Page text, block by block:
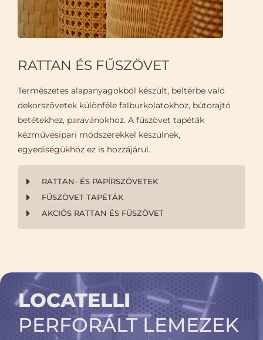
RATTAN ÉS FŰSZÖVET
Természetes alapanyagokból készült, beltérbe való
dekorszövetek különféle falburkolatokhoz, bútorajtó
betétekhez, paravánokhoz. A fűszövet tapéták
kézművesipari módszerekkel készülnek,
egyediségükhöz ez is hozzájárul.
RATTAN- ÉS PAPÍRSZÖVETEK
FŰSZÖVET TAPÉTÁK
AKCIÓS RATTAN ÉS FŰSZÖVET
LOCATELLI
PERFORÁLT LEMEZEK